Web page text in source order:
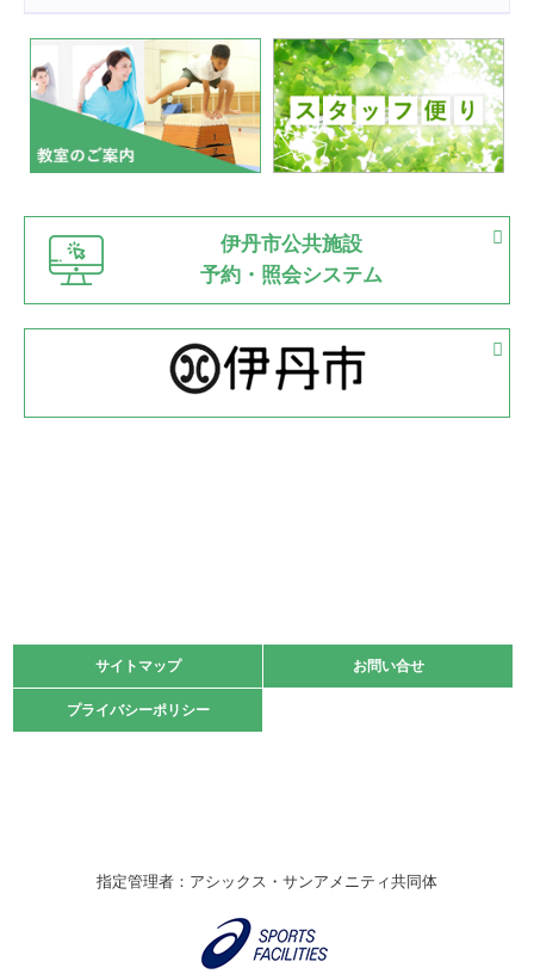
いたっぼーる大会☆彡
緑ケ丘体育館
2022.07.03
市内総合体育大会が開始
緑ケ丘体育館 猪名川運動広場
古池運動広場
2022.06.12
県知事杯争奪バレーボール大会が開催
緑ケ丘体育館
2022.05.05
体育協会長杯 バドミントン競技の部
2022.05.22
緑ケ丘体育館
2021.10.23
卓球選手権大会ラージボールの部開催☆
伊丹市総合体育大会 バレーボール大会が開催されました
伊丹市公共施設
予約・照会システム
サイトマップ お問い合せ
プライバシーポリシー
サイトマップ お問い合せ
プライバシーポリシー
指定管理者：アシックス・サンアメニティ共同体